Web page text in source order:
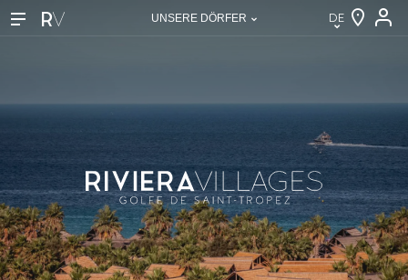
DE
FR
NL
IT
UNSERE DÖRFER